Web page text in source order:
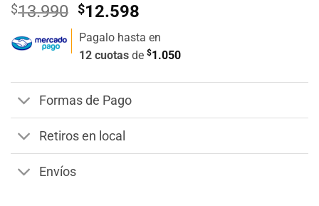
$13.990 El
precio
original
era:
$13.990.
$12.598
actual
es:
$12.598.
Pagalo hasta en
12 cuotas de $1.050
Formas de Pago
Retiros en local
Envíos